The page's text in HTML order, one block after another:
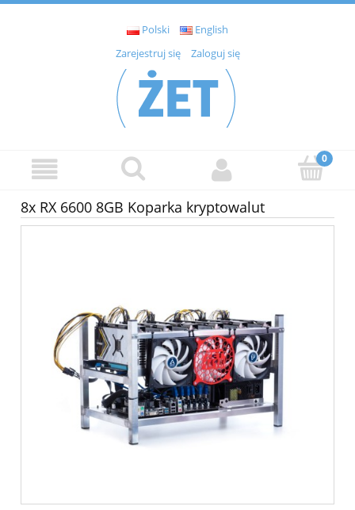
Polski
English
Zarejestruj się
Zaloguj się
8x RX 6600 8GB Koparka kryptowalut